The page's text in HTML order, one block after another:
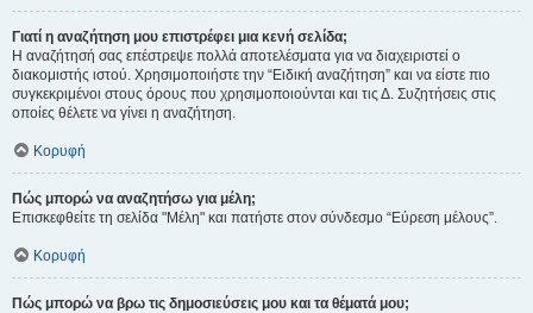
Γιατί η αναζήτηση μου επιστρέφει μια κενή σελίδα;
Η αναζήτησή σας επέστρεψε πολλά αποτελέσματα για να διαχειριστεί ο
διακομιστής ιστού. Χρησιμοποιήστε την “Ειδική αναζήτηση” και να είστε πιο
συγκεκριμένοι στους όρους που χρησιμοποιούνται και τις Δ. Συζητήσεις στις
οποίες θέλετε να γίνει η αναζήτηση.
Κορυφή
Πώς μπορώ να αναζητήσω για μέλη;
Επισκεφθείτε τη σελίδα "Μέλη" και πατήστε στον σύνδεσμο “Εύρεση μέλους”.
Κορυφή
Πώς μπορώ να βρω τις δημοσιεύσεις μου και τα θέματά μου;